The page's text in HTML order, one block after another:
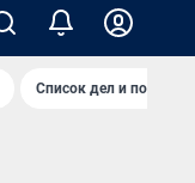
Список дел и покупок